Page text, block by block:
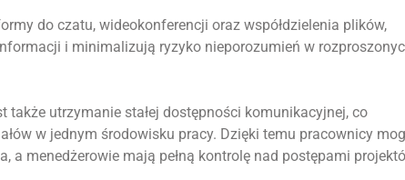
do czatu, wideokonferencji oraz współdzielenia plików,
i minimalizują ryzyko nieporozumień w
także utrzymanie stałej dostępności komunikacyjnej, co
w jednym środowisku pracy. Dzięki temu pracownicy
a menedżerowie mają pełną kontrolę nad postępami